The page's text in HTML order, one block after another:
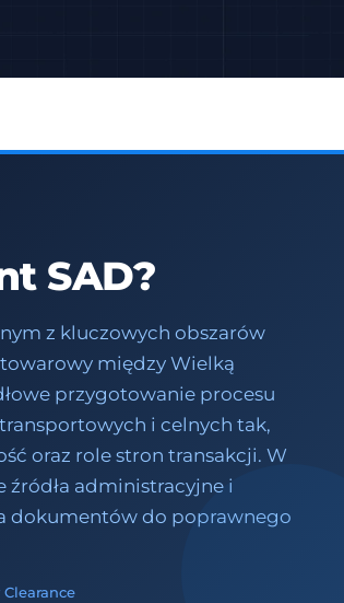
SAD?
z kluczowych obszarów
między Wielką
przygotowanie procesu
i celnych tak,
oraz role stron transakcji. W
administracyjne i
dokumentów do poprawnego